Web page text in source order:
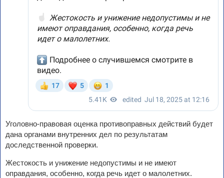
Уголовно-правовая оценка противоправных действий будет
дана органами внутренних дел по результатам
доследственной проверки.
Жестокость и унижение недопустимы и не имеют
оправдания, особенно, когда речь идет о малолетних.